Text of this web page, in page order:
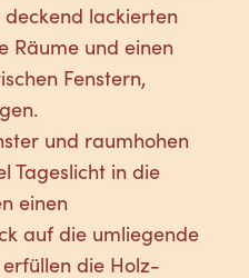
lackierten
Räume und einen
Fenstern,
und raumhohen
Tageslicht in die
einen
auf die umliegende
die Holz-